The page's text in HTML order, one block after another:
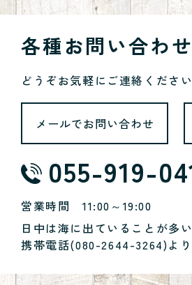
各種お問い合わせ
どうぞお気軽にご連絡ください
メールでお問い合わせ
055-919-
営業時間 11:00～19:00
日中は海に出ていることが多
携帯電話(080-2644-3264)よ